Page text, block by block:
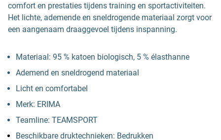
comfort en prestaties tijdens training en sportactiviteiten.
Het lichte, ademende en sneldrogende materiaal zorgt voor
een aangenaam draaggevoel tijdens inspanning.
Materiaal: 95 % katoen biologisch, 5 % élasthanne
Ademend en sneldrogend materiaal
Licht en comfortabel
Merk: ERIMA
Teamline: TEAMSPORT
Beschikbare druktechnieken: Bedrukken